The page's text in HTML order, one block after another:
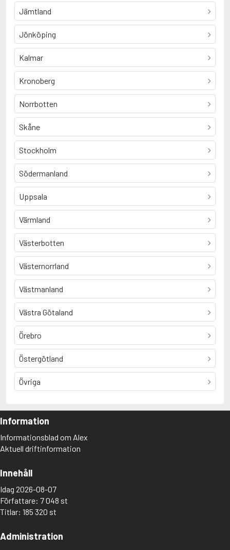
Jämtland
Jönköping
Kalmar
Kronoberg
Norrbotten
Skåne
Stockholm
Södermanland
Uppsala
Värmland
Västerbotten
Västernorrland
Västmanland
Västra Götaland
Örebro
Östergötland
Övriga
Information
Informationsblad om Alex
Aktuell driftinformation
Innehåll
Idag 2026-08-07
Författare: 7 048 st
Titlar: 185 320 st
Administration